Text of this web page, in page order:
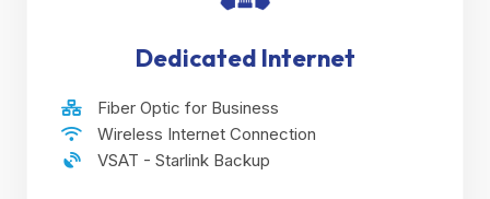
Dedicated Internet
Fiber Optic for Business
Wireless Internet Connection
VSAT - Starlink Backup